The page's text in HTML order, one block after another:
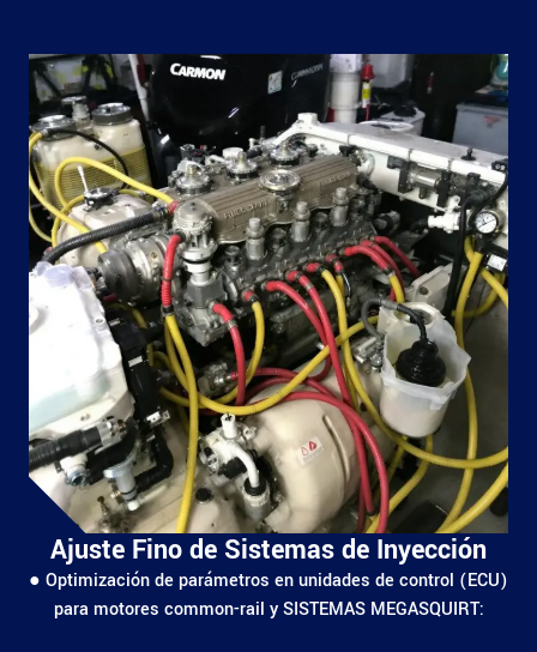
Ajuste Fino de Sistemas de Inyección
● Optimización de parámetros en unidades de control (ECU)
para motores common-rail y SISTEMAS MEGASQUIRT: